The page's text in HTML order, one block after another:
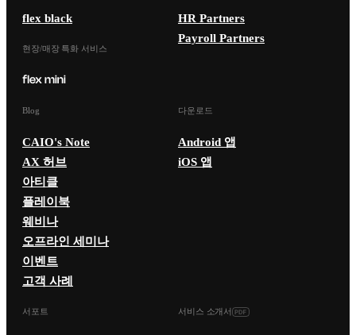
flex black
현장/매장 특화 서비스
HR Partners
Payroll Partners
Blog
CAIO's Note
AX 허브
아티클
플레이북
웨비나
오프라인 세미나
이벤트
고객 사례
다운로드
Android 앱
iOS 앱
서포트 서비스 소개서